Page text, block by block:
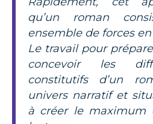
qu’un roman
ensemble de forces
Le travail pour
concevoir les
constitutifs d’un
univers narratif et
à créer le maximum